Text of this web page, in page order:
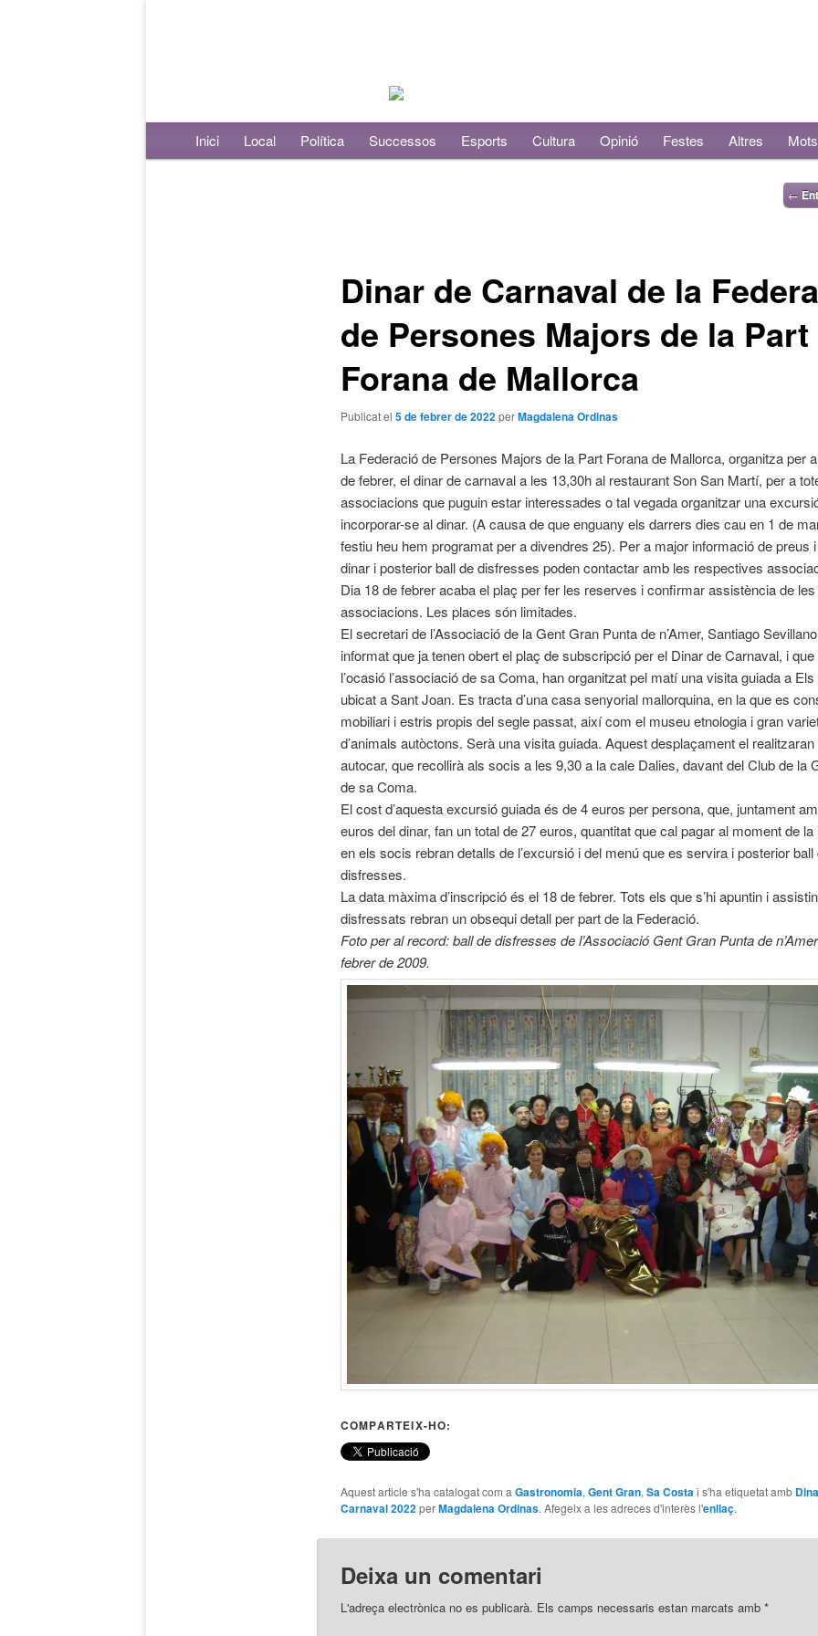
Menú principalAneu al contingut principal
Aneu al contingut secundari
Inici Local Política Successos Esports Cultura Opinió Festes Altres
←
Dinar de Carnaval de la
de Persones Majors de la Part
Forana de Mallorca
Publicat el 5 de febrer de 2022perMagdalena Ordinas
La Federació de Persones Majors de la Part Forana de Mallorca, organitza per
de febrer, el dinar de carnaval a les 13,30h al restaurant Son San Martí, per a
associacions que puguin estar interessades o tal vegada organitzar una
incorporar-se al dinar. (A causa de que enguany els darrers dies cau en 1 de
festiu heu hem programat per a divendres 25). Per a major informació de preus
dinar i posterior ball de disfresses poden contactar amb les respectives
Dia 18 de febrer acaba el plaç per fer les reserves i confirmar assistència de
associacions. Les places són limitades.
El secretari de l’Associació de la Gent Gran Punta de n’Amer, Santiago
informat que ja tenen obert el plaç de subscripció per el Dinar de Carnaval, i
l’ocasió l’associació de sa Coma, han organitzat pel matí una visita guiada a
ubicat a Sant Joan. Es tracta d’una casa senyorial mallorquina, en la que es
mobiliari i estris propis del segle passat, així com el museu etnologia i gran
d’animals autòctons. Serà una visita guiada. Aquest desplaçament el
autocar, que recollirà als socis a les 9,30 a la cale Dalies, davant del Club de la
de sa Coma.
El cost d’aquesta excursió guiada és de 4 euros per persona, que, juntament
euros del dinar, fan un total de 27 euros, quantitat que cal pagar al moment de
en els socis rebran detalls de l’excursió i del menú que es servira i posterior ball
disfresses.
La data màxima d’inscripció és el 18 de febrer. Tots els que s’hi apuntin i
disfressats rebran un obsequi detall per part de la Federació.
Foto per al record: ball de disfresses de l’Associació Gent Gran Punta de
febrer de 2009.
COMPARTEIX-HO:
Aquest article s'ha catalogat com a Gastronomia, Gent Gran, Sa Costa i s'ha etiquetat amb
Carnaval 2022perMagdalena Ordinas. Afegeix a les adreces d'interès l'enllaç.
Deixa un comentari
L'adreça electrònica no es publicarà. Els camps necessaris estan marcats amb *